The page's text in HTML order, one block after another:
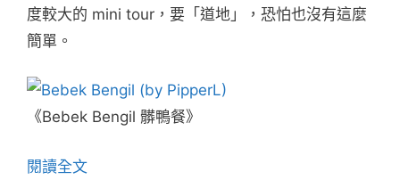
度較大的 mini tour，要「道地」，恐怕也沒有這麼
簡單。
《Bebek Bengil 髒鴨餐》
閱讀全文